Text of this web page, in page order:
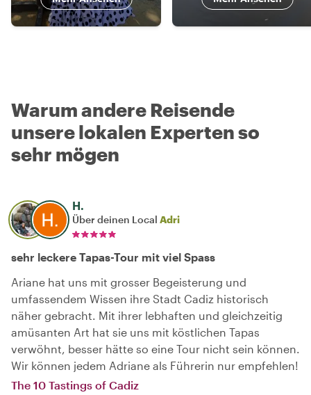
Warum andere Reisende
unsere lokalen Experten so
sehr mögen
H.
Über deinen Local Adri
sehr leckere Tapas-Tour mit viel Spass
Ariane hat uns mit grosser Begeisterung und
umfassendem Wissen ihre Stadt Cadiz historisch
näher gebracht. Mit ihrer lebhaften und gleichzeitig
amüsanten Art hat sie uns mit köstlichen Tapas
verwöhnt, besser hätte so eine Tour nicht sein können.
Wir können jedem Adriane als Führerin nur empfehlen!
The 10 Tastings of Cadiz